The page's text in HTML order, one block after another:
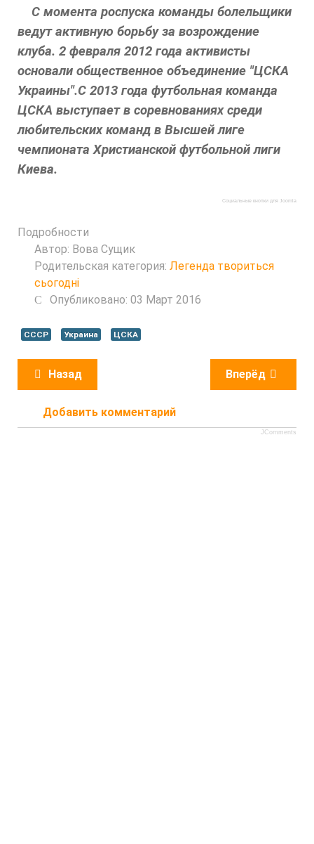
С момента роспуска команды болельщики
ведут активную борьбу за возрождение
клуба. 2 февраля 2012 года активисты
основали общественное объединение "ЦСКА
Украины".С 2013 года футбольная команда
ЦСКА выступает в соревнованиях среди
любительских команд в Высшей лиге
чемпионата Христианской футбольной лиги
Киева.
Социальные кнопки для Joomla
Подробности
Автор: Вова Сущик
Родительская категория: Легенда твориться
сьогодні
Опубликовано: 03 Март 2016
СССР Украина ЦСКА
Назад Вперёд
Добавить комментарий
JComments